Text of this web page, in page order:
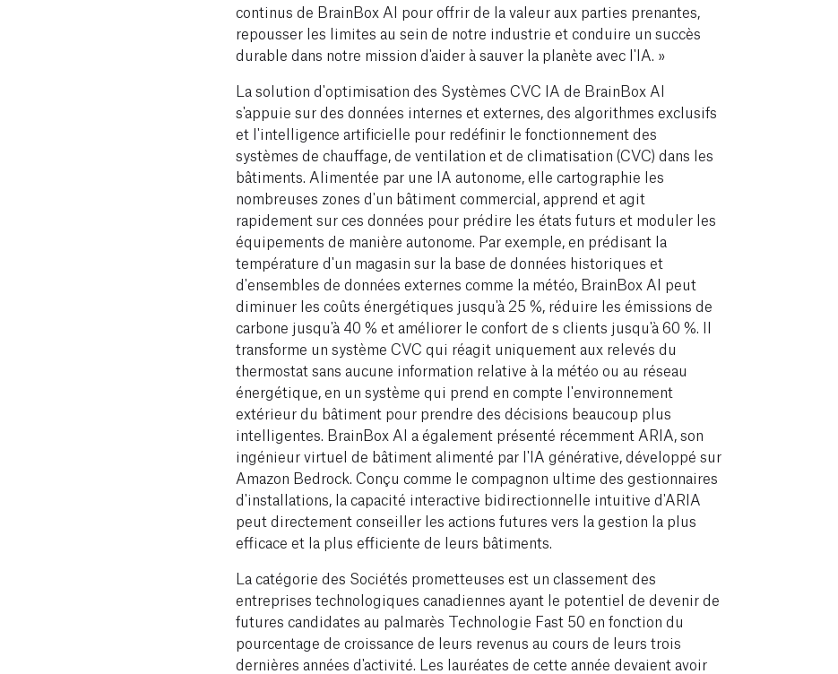
continus de BrainBox AI pour offrir de la valeur aux parties prenantes,
repousser les limites au sein de notre industrie et conduire un succès
durable dans notre mission d'aider à sauver la planète avec l'IA. »
La solution d'optimisation des Systèmes CVC IA de BrainBox AI
s'appuie sur des données internes et externes, des algorithmes exclusifs
et l'intelligence artificielle pour redéfinir le fonctionnement des
systèmes de chauffage, de ventilation et de climatisation (CVC) dans les
bâtiments. Alimentée par une IA autonome, elle cartographie les
nombreuses zones d'un bâtiment commercial, apprend et agit
rapidement sur ces données pour prédire les états futurs et moduler les
équipements de manière autonome. Par exemple, en prédisant la
température d'un magasin sur la base de données historiques et
d'ensembles de données externes comme la météo, BrainBox AI peut
diminuer les coûts énergétiques jusqu'à 25 %, réduire les émissions de
carbone jusqu'à 40 % et améliorer le confort de s clients jusqu'à 60 %. Il
transforme un système CVC qui réagit uniquement aux relevés du
thermostat sans aucune information relative à la météo ou au réseau
énergétique, en un système qui prend en compte l'environnement
extérieur du bâtiment pour prendre des décisions beaucoup plus
intelligentes. BrainBox AI a également présenté récemment ARIA, son
ingénieur virtuel de bâtiment alimenté par l'IA générative, développé sur
Amazon Bedrock. Conçu comme le compagnon ultime des gestionnaires
d'installations, la capacité interactive bidirectionnelle intuitive d'ARIA
peut directement conseiller les actions futures vers la gestion la plus
efficace et la plus efficiente de leurs bâtiments.
La catégorie des Sociétés prometteuses est un classement des
entreprises technologiques canadiennes ayant le potentiel de devenir de
futures candidates au palmarès Technologie Fast 50 en fonction du
pourcentage de croissance de leurs revenus au cours de leurs trois
dernières années d'activité. Les lauréates de cette année devaient avoir